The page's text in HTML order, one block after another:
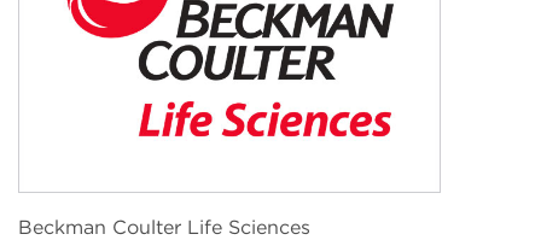
Beckman Coulter Life Sciences